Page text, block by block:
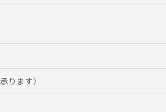
ります）